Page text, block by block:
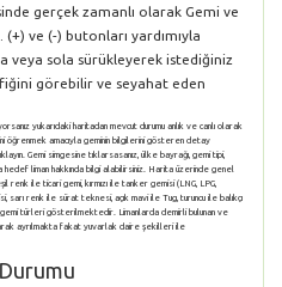
gerçek zamanlı olarak Gemi ve
ve (-) butonları yardımıyla
veya sola sürükleyerek istediğiniz
görebilir ve seyahat eden
yukarıdaki haritadan mevcut durumu anlık ve canlı olarak
öğrenmek amacıyla geminin bilgilerini gösteren detay
Gemi simgesine tıklarsasanız, ülke bayrağı, gemi tipi,
hedef liman hakkında bilgi alabilirsiniz. Harita üzerinde genel
ile ticari gemi, kırmızı ile tanker gemisi (LNG, LPG,
sarı renk ile sürat teknesi, açık mavi ile Tug, turuncu ile balıkçı
türleri gösterilmektedir. Limanlarda demirli bulunan ve
ayrılmakta fakat yuvarlak daire şekilleri ile